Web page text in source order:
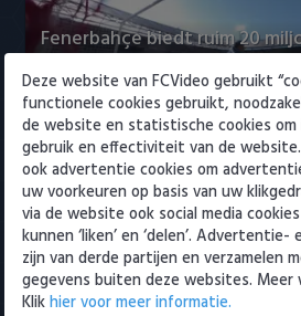
Fenerbahçe biedt ruim 20
op Feyenoord-spits Ueda
8 augustus 2026 23:52
Eredivisie
Fenerbahçe biedt ruim 20
Deze website van FCVideo gebruikt
functionele cookies gebruikt,
de website en statistische cookies
gebruik en effectiviteit van de
ook advertentie cookies om
uw voorkeuren op basis van uw
via de website ook social media
kunnen ‘liken’ en ‘delen’. Advertentie-
zijn van derde partijen en verzamelen
gegevens buiten deze websites. Meer
Klikhier voor meer informatie.